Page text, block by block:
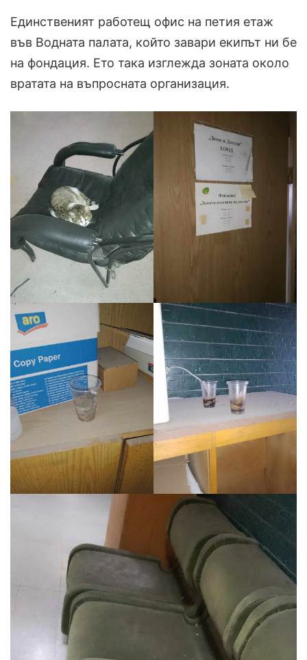
Единственият работещ офис на петия етаж
във Водната палата, който завари екипът ни бе
на фондация. Ето така изглежда зоната около
вратата на въпросната организация.